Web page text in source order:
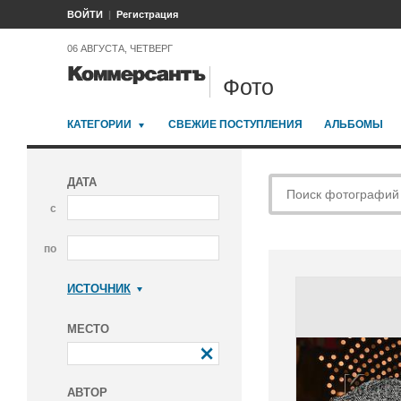
ВОЙТИ Регистрация
06 АВГУСТА, ЧЕТВЕРГ
Фото
КАТЕГОРИИ СВЕЖИЕ ПОСТУПЛЕНИЯ АЛЬБОМЫ
ДАТА
с
по
ИСТОЧНИК
МЕСТО
АВТОР